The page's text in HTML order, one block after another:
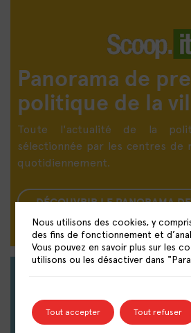
Panorama de
politique de la
Toute l'actualité de la
sélectionnée par les centres de
quotidiennement.
DÉCOUVRIR LE PANORAMA
Nous utilisons des cookies, y
des fins de fonctionnement et
Vous pouvez en savoir plus sur les
utilisons ou les désactiver dans
Tout accepter Tout refuser